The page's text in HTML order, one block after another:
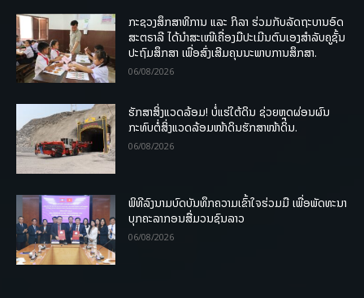
ກະຊວງສຶກສາທິການ ແລະ ກິລາ ຮ່ວມກັບລັດຖະບານອົດ
ສະຕຣາລີ ໄດ້ນຳສະເໜີເຄື່ອງມືປະເມີນຕົນເອງສຳລັບຄູຊັ້ນ
ປະຖົມສຶກສາ ເພື່ອສົ່ງເສີມຄຸນນະພາບການສຶກສາ.
06/08/2026
ຮັກສາສິ່ງແວດລ້ອມ! ບໍ່ແຮ່ໃຕ້ດິນ ຊ່ວຍຫຼຸດຜ່ອນຜົນ
ກະທົບຕໍ່ສິ່ງແວດລ້ອມໜ້າດິນຮັກສາໜ້າດິນ.
06/08/2026
ພິທີລົງນາມບົດບັນທຶກຄວາມເຂົ້າໃຈຮ່ວມມື ເພື່ອພັດທະນາ
ບຸກຄະລາກອນສື່ມວນຊົນລາວ
06/08/2026